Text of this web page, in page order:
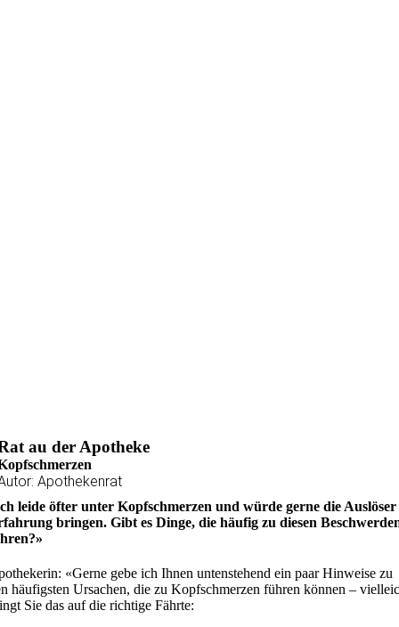
au der Apotheke
Apothekenrat
leide öfter unter Kopfschmerzen und würde gerne die
bringen. Gibt es Dinge, die häufig zu diesen
«Gerne gebe ich Ihnen untenstehend ein paar Hinweise zu
häufigsten Ursachen, die zu Kopfschmerzen führen können –
Sie das auf die richtige Fährte: